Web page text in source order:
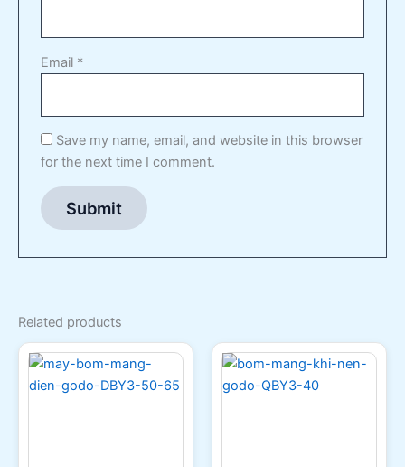
Email *
Save my name, email, and website in this browser
for the next time I comment.
Related products